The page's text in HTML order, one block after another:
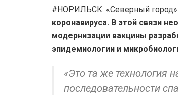
#НОРИЛЬСК. «Северный
коронавируса. В этой связи
модернизации вакцины
эпидемиологии и
«Это та же технология
последовательности